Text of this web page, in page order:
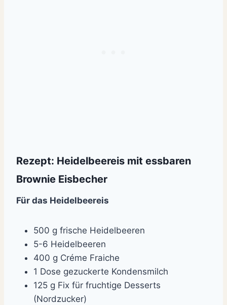
Rezept: Heidelbeereis mit essbaren
Brownie Eisbecher
Für das Heidelbeereis
500 g frische Heidelbeeren
5-6 Heidelbeeren
400 g Créme Fraiche
1 Dose gezuckerte Kondensmilch
125 g Fix für fruchtige Desserts
(Nordzucker)